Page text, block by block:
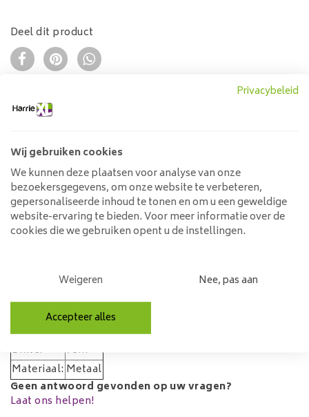
Deel dit product
Informatie
Dit tweeluik schilderij is met de hand vervaardigd, Dat
wil zeggen dat elk schilderij uniek is, de
kleurcombinatie is blauw met diverse bruin tinten. Alle
continenten zijn er apart op gelast en geven op die
manier een unieke uitstraling aan het schilderij. De
zijkanten zijn ook mooi afgewerkt in de juiste kleur.
Breedte:
2x
90cm
Dikte:
7cm
Materiaal: Metaal
Geen antwoord gevonden op uw vragen?
Laat ons helpen!
Privacybeleid
Wij gebruiken cookies
We kunnen deze plaatsen voor analyse van onze
bezoekersgegevens, om onze website te verbeteren,
gepersonaliseerde inhoud te tonen en om u een geweldige
website-ervaring te bieden. Voor meer informatie over de
cookies die we gebruiken opent u de instellingen.
Weigeren Nee, pas aan
Accepteer alles